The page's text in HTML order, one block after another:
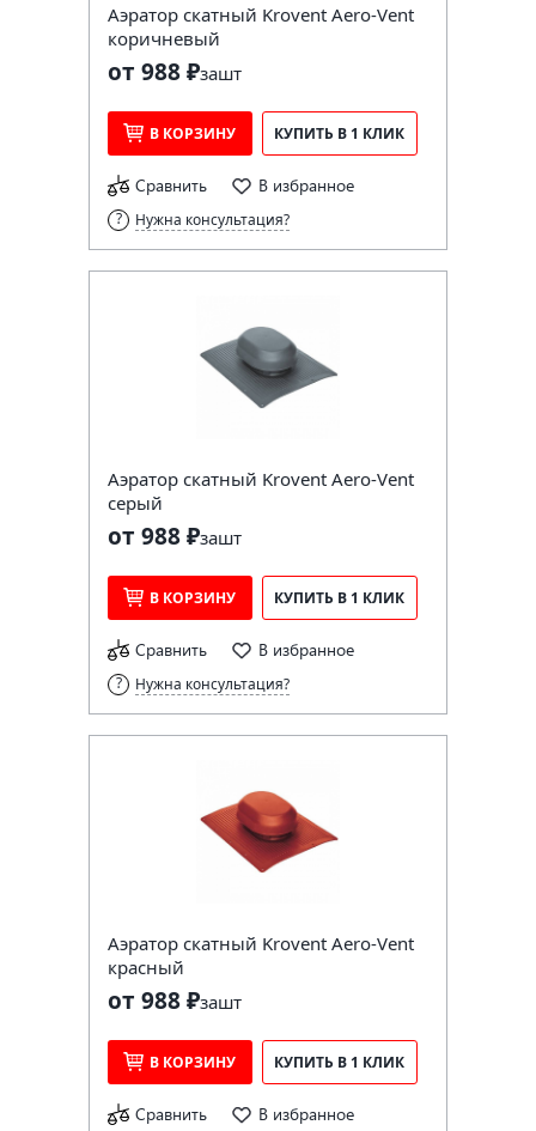
Аэратор скатный Krovent Aero-Vent
коричневый
от 988 ₽зашт
В КОРЗИНУ КУПИТЬ В 1 КЛИК
Сравнить В избранное
Нужна консультация?
Аэратор скатный Krovent Aero-Vent
серый
от 988 ₽зашт
В КОРЗИНУ КУПИТЬ В 1 КЛИК
Сравнить В избранное
Нужна консультация?
Аэратор скатный Krovent Aero-Vent
красный
от 988 ₽зашт
В КОРЗИНУ КУПИТЬ В 1 КЛИК
Сравнить В избранное